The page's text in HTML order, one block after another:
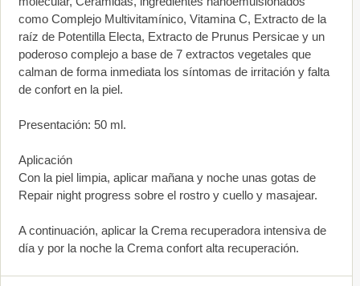
como Complejo Multivitamínico, Vitamina C, Extracto de la
raíz de Potentilla Electa, Extracto de Prunus Persicae y un
poderoso complejo a base de 7 extractos vegetales que
calman de forma inmediata los síntomas de irritación y falta
de confort en la piel.
Presentación: 50 ml.
Aplicación
Con la piel limpia, aplicar mañana y noche unas gotas de
Repair night progress sobre el rostro y cuello y masajear.
A continuación, aplicar la Crema recuperadora intensiva de
día y por la noche la Crema confort alta recuperación.